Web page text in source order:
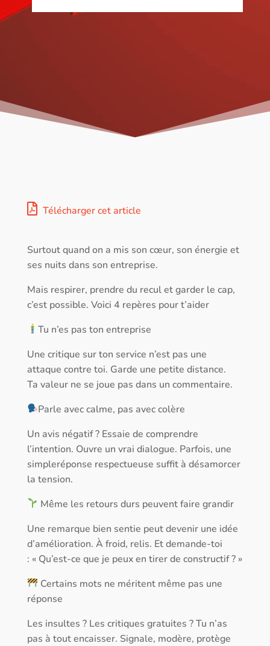
Télécharger cet article
Surtout quand on a mis son cœur, son énergie et
ses nuits dans son entreprise.
Mais respirer, prendre du recul et garder le cap,
c’est possible. Voici 4 repères pour t’aider
Tu n’es pas ton entreprise
Une critique sur ton service n’est pas une
attaque contre toi. Garde une petite distance.
Ta valeur ne se joue pas dans un commentaire.
Parle avec calme, pas avec colère
Un avis négatif ? Essaie de comprendre
l’intention. Ouvre un vrai dialogue. Parfois, une
simpleréponse respectueuse suffit à désamorcer
la tension.
Même les retours durs peuvent faire grandir
Une remarque bien sentie peut devenir une idée
d’amélioration. À froid, relis. Et demande-toi
: « Qu’est-ce que je peux en tirer de constructif ? »
Certains mots ne méritent même pas une
réponse
Les insultes ? Les critiques gratuites ? Tu n’as
pas à tout encaisser. Signale, modère, protège